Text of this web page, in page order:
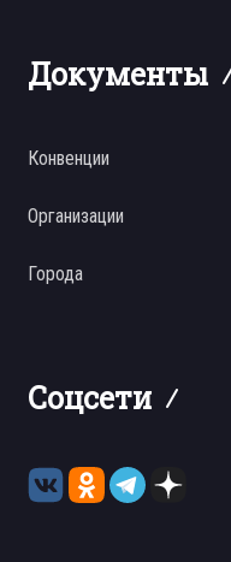
Документы
Конвенции
Организации
Города
Соцсети